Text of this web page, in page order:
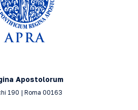
Apostolorum
190 | Roma 00163